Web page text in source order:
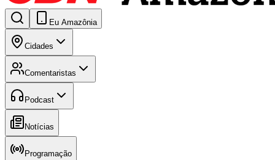
Eu Amazônia
Cidades
Comentaristas
Podcast
Notícias
Programação